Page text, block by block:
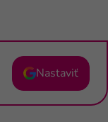
Nastaviť